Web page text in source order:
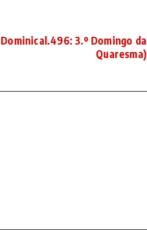
3.º Domingo da
Quaresma)